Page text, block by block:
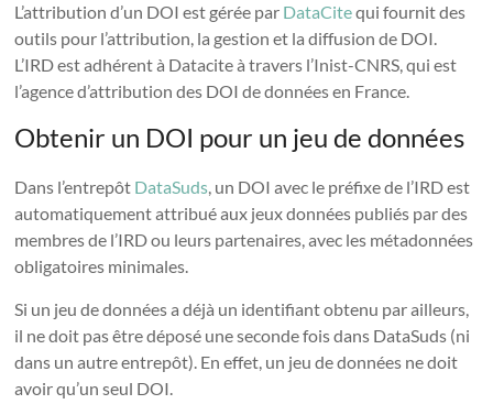
L’attribution d’un DOI est gérée par DataCitequi fournit des
outils pour l’attribution, la gestion et la diffusion de DOI.
L’IRD est adhérent à Datacite à travers l’Inist-CNRS, qui est
l’agence d’attribution des DOI de données en France.
Obtenir un DOI pour un jeu de données
Dans l’entrepôt DataSuds, un DOI avec le préfixe de l’IRD est
automatiquement attribué aux jeux données publiés par des
membres de l’IRD ou leurs partenaires, avec les métadonnées
obligatoires minimales.
Si un jeu de données a déjà un identifiant obtenu par ailleurs,
il ne doit pas être déposé une seconde fois dans DataSuds (ni
dans un autre entrepôt). En effet, un jeu de données ne doit
avoir qu’un seul DOI.